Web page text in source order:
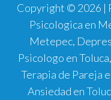
Copyright © 2026 |
Psicologica en
Metepec,
Psicologo en
Terapia de Pareja
Ansiedad en